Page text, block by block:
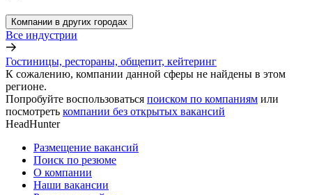
Компании в других городах
Все индустрии
Гостиницы, рестораны, общепит, кейтеринг
К сожалению, компании данной сферы не найдены в этом
регионе.
Попробуйте воспользоваться поиском по компаниям или
посмотреть компании без открытых вакансий
HeadHunter
Размещение вакансий
Поиск по резюме
О компании
Наши вакансии